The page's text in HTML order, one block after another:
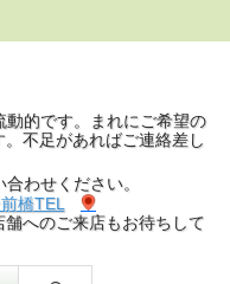
的です。まれにご希望の
不足があればご連絡差し
わせください。
橋TEL
へのご来店もお待ちして